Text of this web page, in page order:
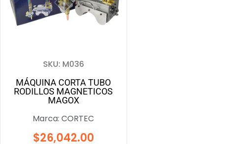
SKU: M036
MÁQUINA CORTA TUBO
RODILLOS MAGNETICOS
MAGOX
Marca:CORTEC
$26,042.00